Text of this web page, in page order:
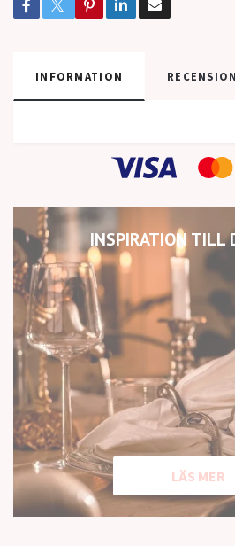
INSPIRATION TILL
LÄS MER
INFORMATION